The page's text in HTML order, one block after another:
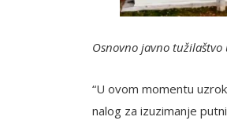
Osnovno javno tužilaštvo
“U ovom momentu
nalog za izuzimanje